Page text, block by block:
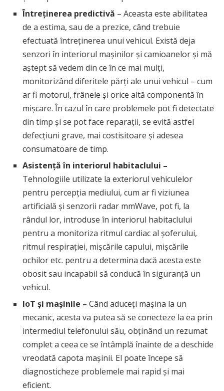
Întreținerea predictivă – Aceasta este abilitatea
de a estima, sau de a prezice, când trebuie
efectuată întreținerea unui vehicul. Există deja
senzori în interiorul mașinilor și camioanelor și mă
aștept să vedem din ce în ce mai mulți,
monitorizând diferitele părți ale unui vehicul – cum
ar fi motorul, frânele și orice altă componentă în
mișcare. În cazul în care problemele pot fi detectate
din timp și se pot face reparații, se evită astfel
defecțiuni grave, mai costisitoare și adesea
consumatoare de timp.
Asistență în interiorul habitaclului –
Tehnologiile utilizate la exteriorul vehiculelor
pentru percepția mediului, cum ar fi viziunea
artificială și senzorii radar mmWave, pot fi, la
rândul lor, introduse în interiorul habitaclului
pentru a monitoriza ritmul cardiac al șoferului,
ritmul respirației, mișcările capului, mișcările
ochilor etc. pentru a determina dacă acesta este
obosit sau incapabil să conducă în siguranță un
vehicul.
IoT și mașinile – Când aduceți mașina la un
mecanic, acesta va putea să se conecteze la ea prin
intermediul telefonului său, obținând un rezumat
complet a ceea ce se întâmplă înainte de a deschide
vreodată capota mașinii. El poate începe să
diagnosticheze problemele mai rapid și mai
eficient.